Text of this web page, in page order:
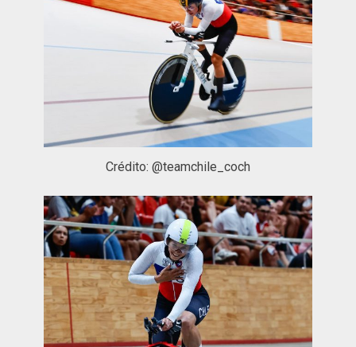
Crédito: @teamchile_coch